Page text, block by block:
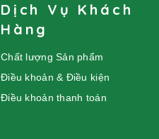
Dịch Vụ Khách
Hàng
Chất lượng Sản phẩm
Điều khoản & Điều kiện
Điều khoản thanh toán